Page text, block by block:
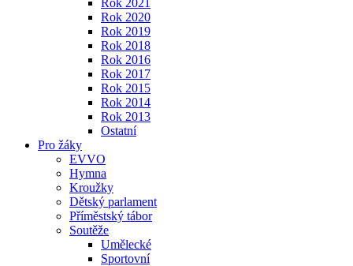
Rok 2021
Rok 2020
Rok 2019
Rok 2018
Rok 2016
Rok 2017
Rok 2015
Rok 2014
Rok 2013
Ostatní
Pro žáky
EVVO
Hymna
Kroužky
Dětský parlament
Příměstský tábor
Soutěže
Umělecké
Sportovní